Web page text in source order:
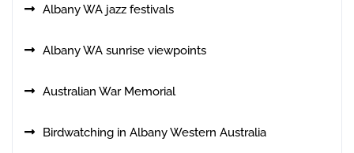
Albany WA jazz festivals
Albany WA sunrise viewpoints
Australian War Memorial
Birdwatching in Albany Western Australia